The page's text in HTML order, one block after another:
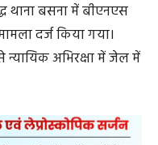
थाना बसना में बीएनएस
दर्ज किया गया।
अभिरक्षा में जेल में